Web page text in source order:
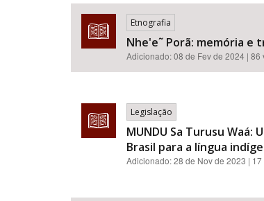
Etnografia
Nhe'e˜ Porã: memória e
Adicionado:08 de Fev de 2024 | 86
Legislação
MUNDU Sa Turusu
Brasil para a língua
Adicionado:28 de Nov de 2023 |